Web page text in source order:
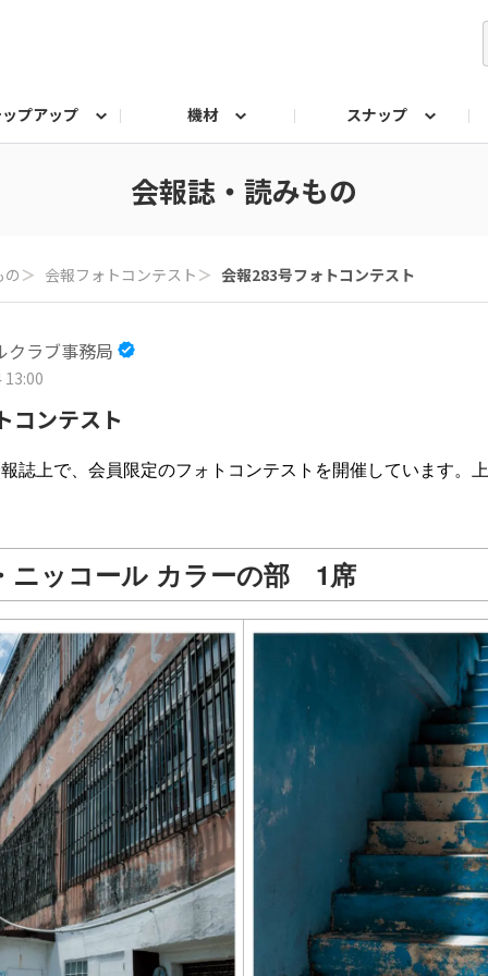
プアップ 機材 スナップ
会報誌・読みもの
＞ 会報フォトコンテスト ＞ 会報283号フォトコンテスト
クラブ事務局
コンテスト
誌上で、会員限定のフォトコンテストを開催しています。
ニッコール カラーの部 1席